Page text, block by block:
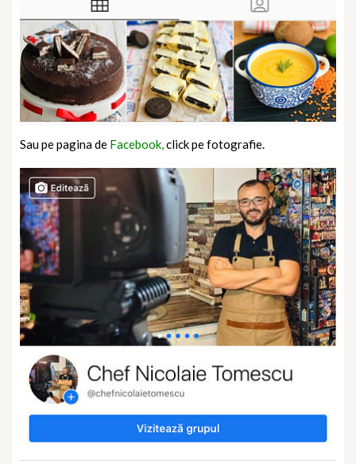
Sau pe pagina de Facebook,click pe fotografie.